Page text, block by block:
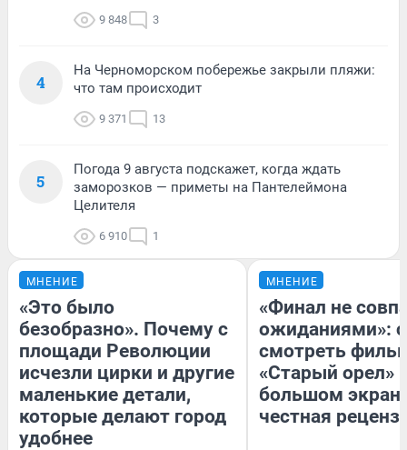
9 848 3
4
На Черноморском побережье закрыли пляжи:
что там происходит
9 371 13
5
Погода 9 августа подскажет, когда ждать
заморозков — приметы на Пантелеймона
Целителя
6 910 1
МНЕНИЕ
«Это было
безобразно». Почему с
площади Революции
исчезли цирки и другие
маленькие детали,
которые делают город
удобнее
МНЕНИЕ
«Финал не
ожиданиями»:
смотреть
«Старый орел»
большом
честная